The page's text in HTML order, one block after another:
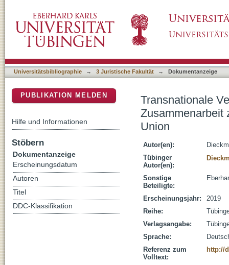
Mitgliedstaaten der Europäischen Union
Universitätsbibliographie → 3 Juristische Fakultät → Dokumentanzeige
Transnationale
Zusammenarbeit
Union
Autor(en):
Tübinger
Autor(en):
Sonstige
Beteiligte:
Erscheinungsjahr:
2019
Reihe:
Verlagsangabe:
Sprache:
Referenz zum
Volltext:
http://
PUBLIKATION MELDEN
Hilfe und Informationen
Stöbern
Dokumentanzeige
Erscheinungsdatum
Autoren
Titel
DDC-Klassifikation